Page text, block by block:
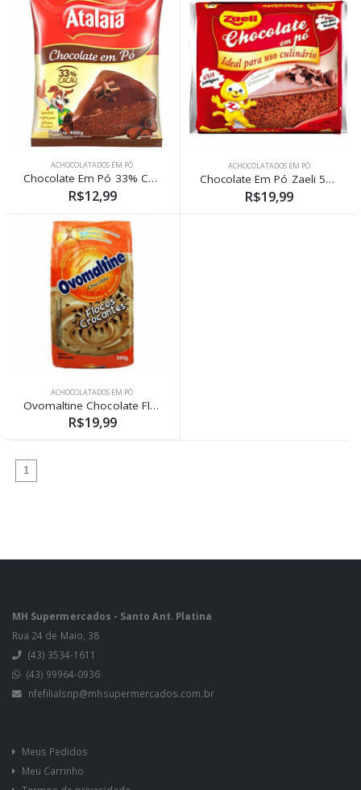
ACHOCOLATADOS EM PÓ
Chocolate Em Pó 33% Cacau 400g
R$12,99
ACHOCOLATADOS EM PÓ
Chocolate Em Pó Zaeli 500g
R$19,99
ACHOCOLATADOS EM PÓ
Ovomaltine Chocolate Flocos Crocantes 300g
R$19,99
1(atual)
MH Supermercados - Santo Ant. Platina
Rua 24 de Maio, 38
(43) 3534-1611
(43) 99964-0936
nfefilialsnp@mhsupermercados.com.br
Meus Pedidos
Meu Carrinho